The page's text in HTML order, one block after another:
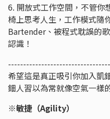
6. 開放式工作空間，不管你
椅上思考人生，工作模式隨
Bartender、被程式耽誤的
認識！
希望這是真正吸引你加入凱
鈿人習以為常就像空氣一樣
※敏捷（Agility）